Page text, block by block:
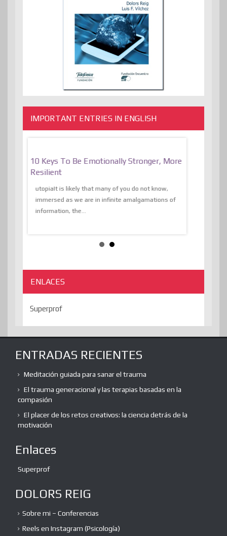
IMPORTANT ENTRIES IN ENGLISH
10 Keys To Be Emotionally Stronger, More
Resilient
utopiaIt is likely that many of you do not know,
immersed as we are in infinite amalgamations of
information, the...
ENLACES
Superprof
ENTRADAS RECIENTES
Meditación guiada para sanar el trauma
El trauma generacional y las terapias basadas en la
compasión
El placer de los retos creativos: la ciencia detrás de la
motivación
Enlaces
Superprof
DOLORS REIG
Sobre mi – Conferencias
Reels en Instagram (Psicología)